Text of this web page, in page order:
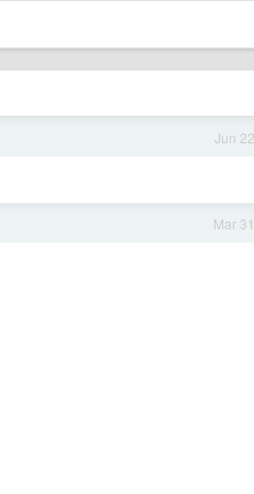
Jun 22
Mar 31